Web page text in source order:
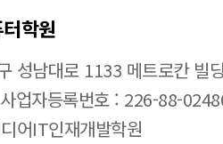
학원
성남대로 1133 메트로칸 빌
업자등록번호 : 226-88-
어IT인재개발학원